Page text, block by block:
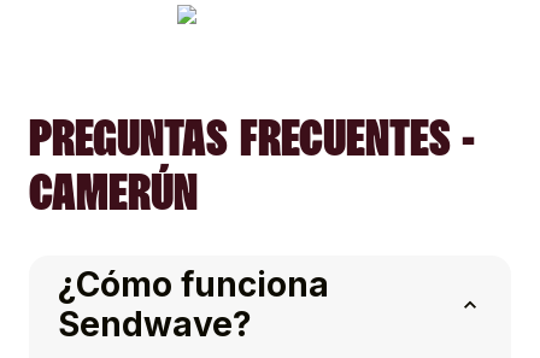
PREGUNTAS FRECUENTES -
CAMERÚN
¿Cómo funciona
Sendwave?